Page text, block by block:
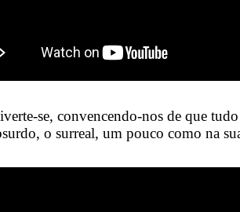
se, convencendo-nos de que
o surreal, um pouco como na